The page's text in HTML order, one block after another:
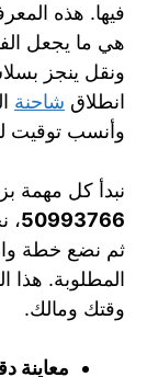
فيها. هذه
هي ما يجعل
ونقل ينجز
انطلاق شاحنة
وأنسب توقيت
نبدأ كل مهمة
50993766،
ثم نضع خطة
المطلوبة. هذا
وقتك ومالك.
معاينة